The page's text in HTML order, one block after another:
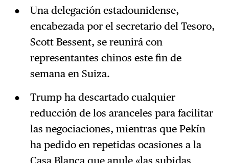
Una delegación estadounidense,
encabezada por el secretario del Tesoro,
Scott Bessent, se reunirá con
representantes chinos este fin de
semana en Suiza.
Trump ha descartado cualquier
reducción de los aranceles para facilitar
las negociaciones, mientras que Pekín
ha pedido en repetidas ocasiones a la